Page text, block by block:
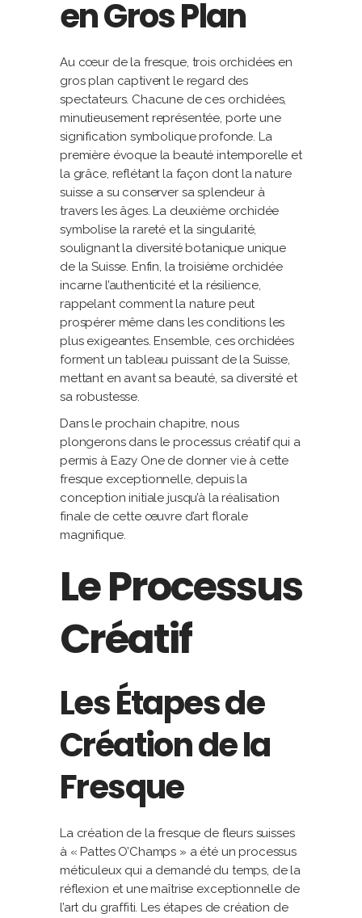
en Gros Plan
Au cœur de la fresque, trois orchidées en
gros plan captivent le regard des
spectateurs. Chacune de ces orchidées,
minutieusement représentée, porte une
signification symbolique profonde. La
première évoque la beauté intemporelle et
la grâce, reflétant la façon dont la nature
suisse a su conserver sa splendeur à
travers les âges. La deuxième orchidée
symbolise la rareté et la singularité,
soulignant la diversité botanique unique
de la Suisse. Enfin, la troisième orchidée
incarne l’authenticité et la résilience,
rappelant comment la nature peut
prospérer même dans les conditions les
plus exigeantes. Ensemble, ces orchidées
forment un tableau puissant de la Suisse,
mettant en avant sa beauté, sa diversité et
sa robustesse.
Dans le prochain chapitre, nous
plongerons dans le processus créatif qui a
permis à Eazy One de donner vie à cette
fresque exceptionnelle, depuis la
conception initiale jusqu’à la réalisation
finale de cette œuvre d’art florale
magnifique.
Le Processus
Créatif
Les Étapes de
Création de la
Fresque
La création de la fresque de fleurs suisses
à « Pattes O’Champs » a été un processus
méticuleux qui a demandé du temps, de la
réflexion et une maîtrise exceptionnelle de
l’art du graffiti. Les étapes de création de